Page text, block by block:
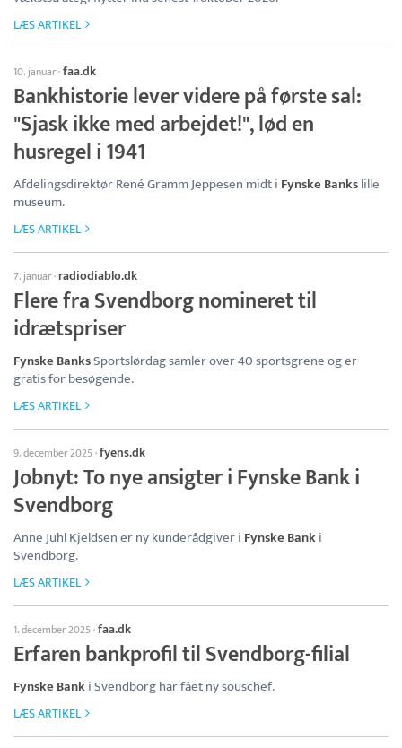
LÆS ARTIKEL
10. januar·faa.dk
Bankhistorie lever videre på første sal:
"Sjask ikke med arbejdet!", lød en
husregel i 1941
Afdelingsdirektør René Gramm Jeppesen midt i Fynske Bankslille
museum.
LÆS ARTIKEL
7. januar· radiodiablo.dk
Flere fra Svendborg nomineret til
idrætspriser
Fynske BanksSportslørdag samler over 40 sportsgrene og er
gratis for besøgende.
LÆS ARTIKEL
9. december 2025·fyens.dk
Jobnyt: To nye ansigter i Fynske Bank i
Svendborg
Anne Juhl Kjeldsen er ny kunderådgiver i Fynske Banki
Svendborg.
LÆS ARTIKEL
1. december 2025·faa.dk
Erfaren bankprofil til Svendborg-filial
Fynske Banki Svendborg har fået ny souschef.
LÆS ARTIKEL